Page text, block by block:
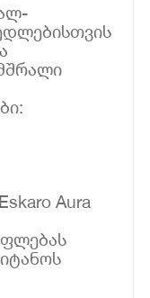
Aura